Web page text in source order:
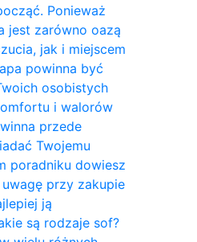
Ponieważ
jest zarówno oazą
jak i miejscem
powinna być
osobistych
i walorów
przede
Twojemu
poradniku dowiesz
przy zakupie
ją
są rodzaje sof?